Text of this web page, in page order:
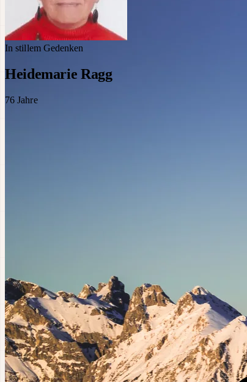
In stillem Gedenken
Heidemarie Ragg
76 Jahre